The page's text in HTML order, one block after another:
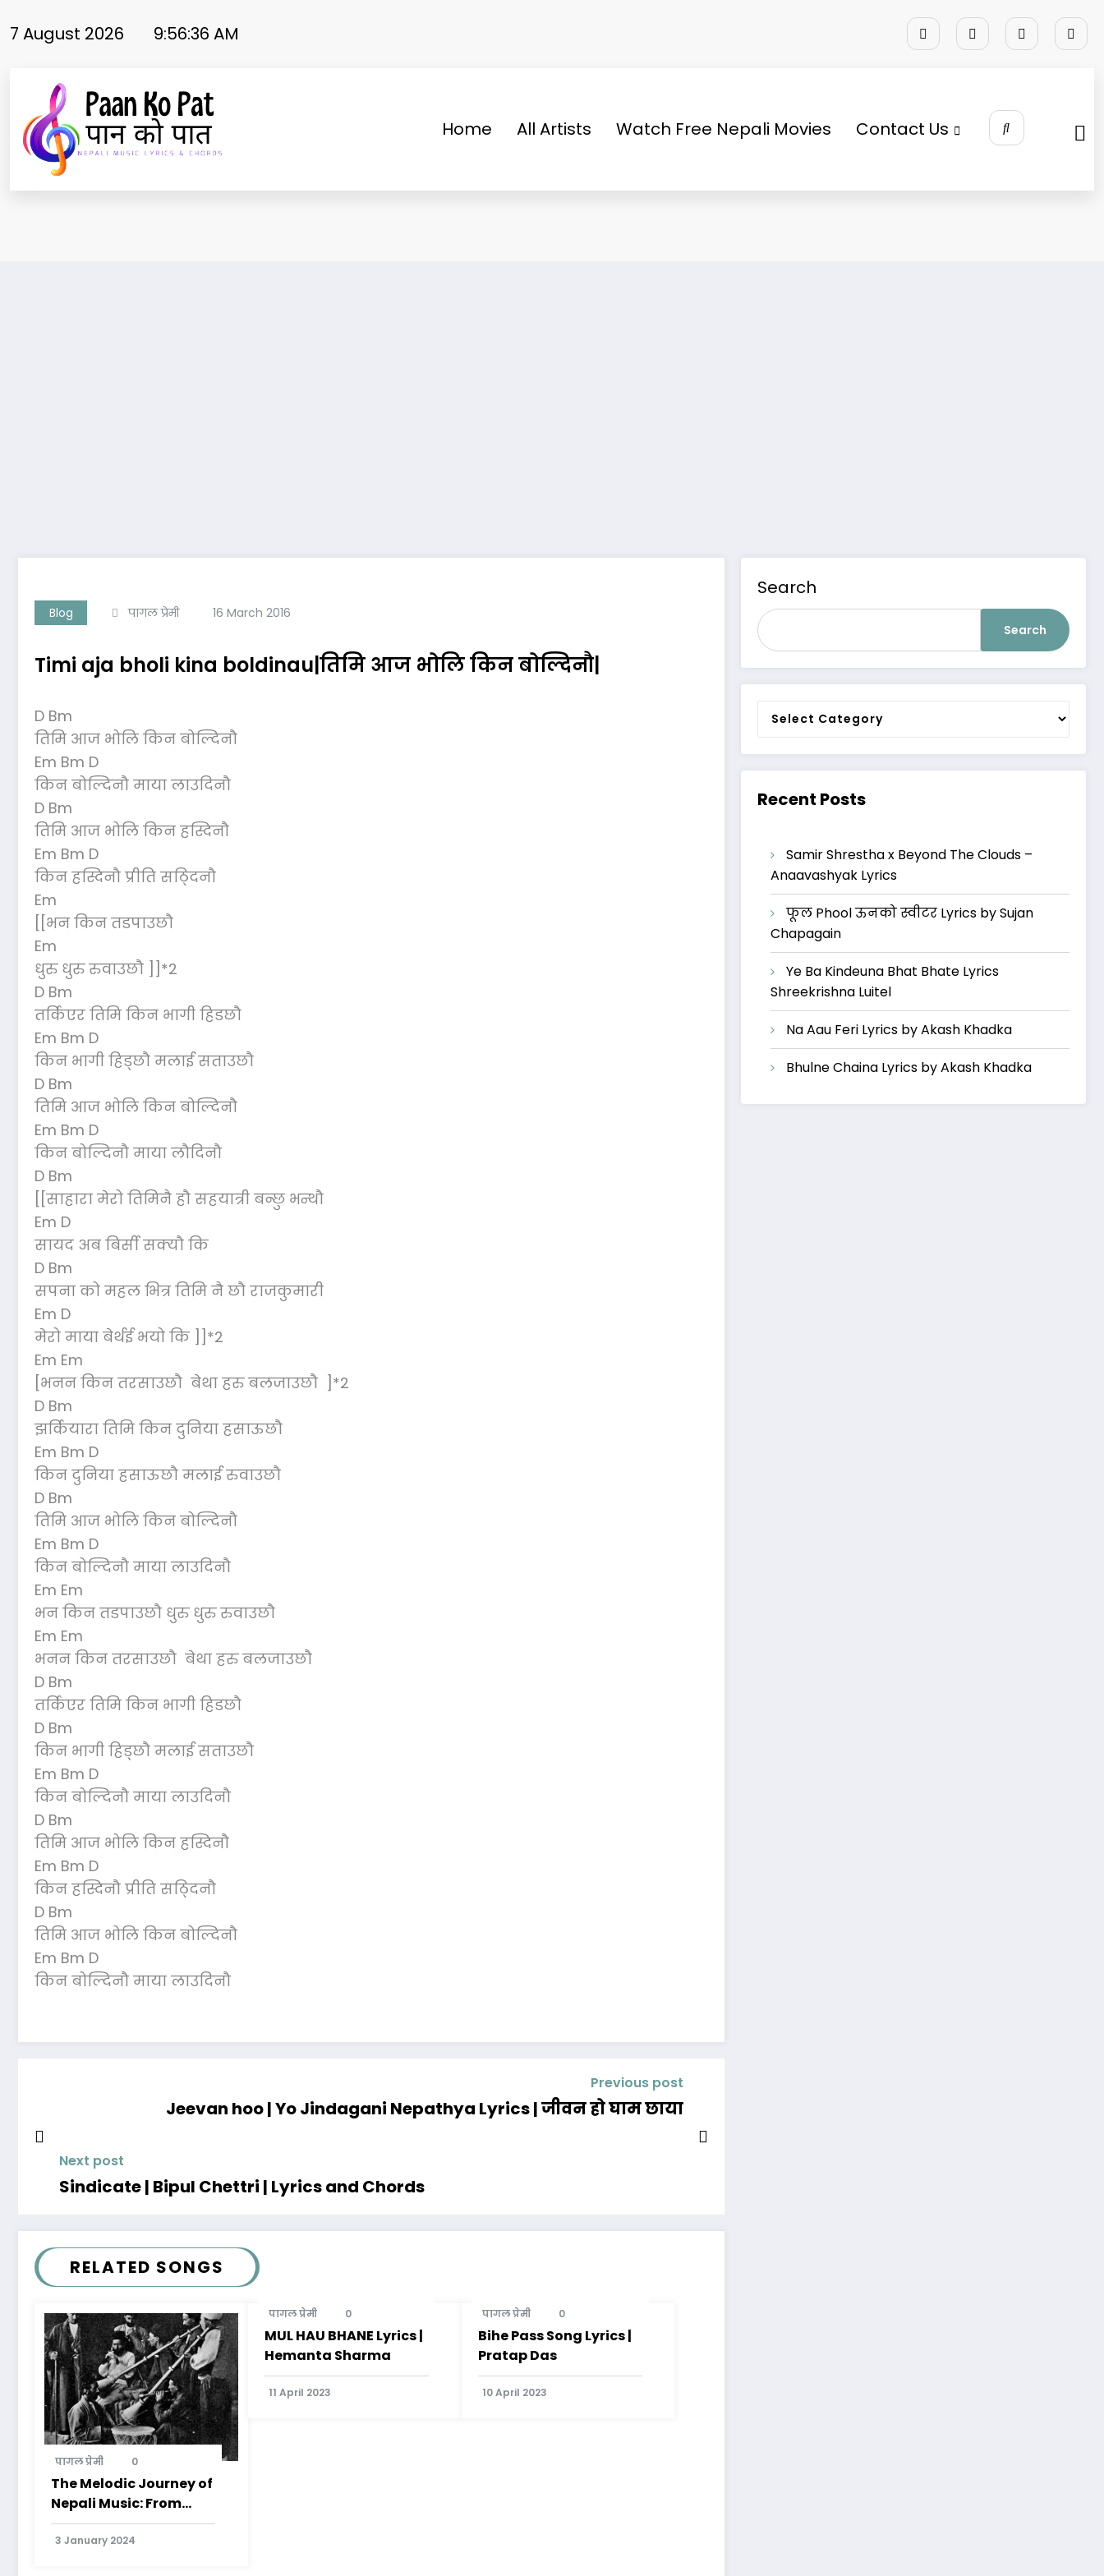
to7 August 2026 9:56:37 AM
Home All Artists Watch Free Nepali Movies Contact Us
Blog पागल प्रेमी 16 March 2016
Timi aja bholi kina boldinau|तिमि आज भोलि किन बोल्दिनौ|
D Bm
तिमि आज भोलि किन बोल्दिनौ
Em Bm D
किन बोल्दिनौ माया लाउदिनौ
D Bm
तिमि आज भोलि किन हस्दिनौ
Em Bm D
किन हस्दिनौ प्रीति सठ्दिनौ
Em
[[भन किन तडपाउछौ
Em
धुरु धुरु रुवाउछौ ]]*2
D Bm
तर्किएर तिमि किन भागी हिडछौ
Em Bm D
किन भागी हिड्छौ मलाई सताउछौ
D Bm
तिमि आज भोलि किन बोल्दिनौ
Em Bm D
किन बोल्दिनौ माया लौदिनौ
D Bm
[[साहारा मेरो तिमिनै हौ सहयात्री बन्छु भन्थौ
Em D
सायद अब बिर्सी सक्यौ कि
D Bm
सपना को महल भित्र तिमि नै छौ राजकुमारी
Em D
मेरो माया बेर्थई भयो कि ]]*2
Em Em
[भनन किन तरसाउछौ बेथा हरु बलजाउछौ ]*2
D Bm
झर्कियारा तिमि किन दुनिया हसाऊछौ
Em Bm D
किन दुनिया हसाऊछौ मलाई रुवाउछौ
D Bm
तिमि आज भोलि किन बोल्दिनौ
Em Bm D
किन बोल्दिनौ माया लाउदिनौ
Em Em
भन किन तडपाउछौ धुरु धुरु रुवाउछौ
Em Em
भनन किन तरसाउछौ बेथा हरु बलजाउछौ
D Bm
तर्किएर तिमि किन भागी हिडछौ
D Bm
किन भागी हिड्छौ मलाई सताउछौ
Em Bm D
किन बोल्दिनौ माया लाउदिनौ
D Bm
तिमि आज भोलि किन हस्दिनौ
Em Bm D
किन हस्दिनौ प्रीति सठ्दिनौ
D Bm
तिमि आज भोलि किन बोल्दिनौ
Em Bm D
किन बोल्दिनौ माया लाउदिनौ
Previous post
Jeevan hoo | Yo Jindagani Nepathya Lyrics | जीवन हो घाम छाया
Next post
Sindicate | Bipul Chettri | Lyrics and Chords
RELATED SONGS
पागल प्रेमी 0
The Melodic Journey of
Nepali Music: From
Traditional
Instruments to Modern
3 January 2024
पागल प्रेमी 0
MUL HAU BHANE Lyrics |
Hemanta Sharma
11 April 2023
पागल प्रेमी 0
Bihe Pass Song Lyrics |
Pratap Das
10 April 2023
Search
Search
Categories
Recent Posts
Samir Shrestha x Beyond The Clouds –
Anaavashyak Lyrics
फूल Phool ऊनको स्वीटर Lyrics by Sujan
Chapagain
Ye Ba Kindeuna Bhat Bhate Lyrics
Shreekrishna Luitel
Na Aau Feri Lyrics by Akash Khadka
Bhulne Chaina Lyrics by Akash Khadka